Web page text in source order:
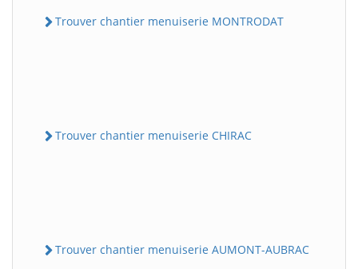
Trouver chantier menuiserie MONTRODAT
Trouver chantier menuiserie CHIRAC
Trouver chantier menuiserie AUMONT-AUBRAC